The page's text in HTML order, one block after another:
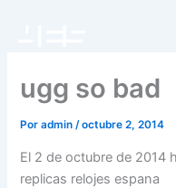
ugg so bad
Poradmin/octubre 2, 2014
El 2 de octubre de 2014
replicas relojes espana